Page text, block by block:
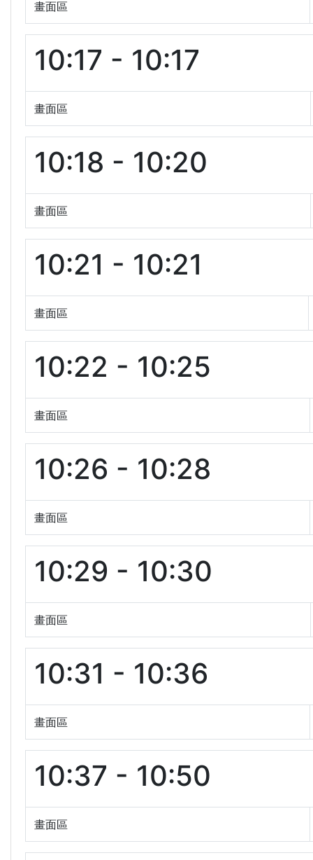
畫面區
10:17 - 10:17
畫面區
10:18 - 10:20
畫面區
10:21 - 10:21
畫面區
10:22 - 10:25
畫面區
10:26 - 10:28
畫面區
10:29 - 10:30
畫面區
10:31 - 10:36
畫面區
10:37 - 10:50
畫面區